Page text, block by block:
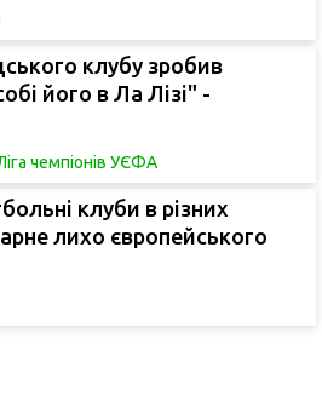
клубу зробив
його в Ла Лізі" -
чемпіонів УЄФА
клуби в різних
лихо європейського